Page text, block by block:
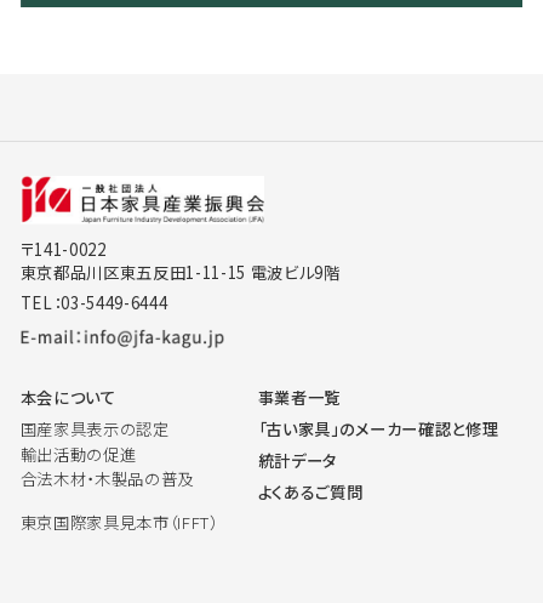
〒141-0022
東京都品川区東五反田1-11-15 電波ビル9階
TEL：03-5449-6444
本会について
国産家具表示の認定
輸出活動の促進
合法木材・木製品の普及
東京国際家具見本市（IFFT）
事業者一覧
「古い家具」のメーカー確認と修理
統計データ
よくあるご質問